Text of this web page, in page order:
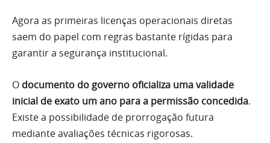
Agora as primeiras licenças operacionais diretas
saem do papel com regras bastante rígidas para
garantir a segurança institucional.
O documento do governo oficializa uma validade
inicial de exato um ano para a permissão concedida.
Existe a possibilidade de prorrogação futura
mediante avaliações técnicas rigorosas.